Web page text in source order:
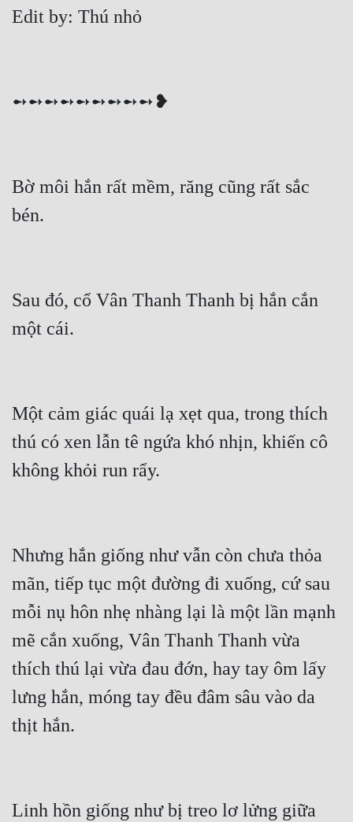
Xa Lộ Dịch
Cổ Đại
Du Hí
Dị Năng
Gia Đấu
Huyền Nghi
Hệ Thống
Học Đường
Khoa Huyễn
Khoa Huyễn Không Gian
Linh Dị
Edit by: Thú nhỏ
➻➻➻➻➻➻➻➻➻❥
Bờ môi hắn rất mềm, răng cũng rất sắc
bén.
Sau đó, cổ Vân Thanh Thanh bị hắn cắn
một cái.
Một cảm giác quái lạ xẹt qua, trong thích
thú có xen lẫn tê ngứa khó nhịn, khiến cô
không khỏi run rẩy.
Nhưng hắn giống như vẫn còn chưa thỏa
mãn, tiếp tục một đường đi xuống, cứ sau
mỗi nụ hôn nhẹ nhàng lại là một lần mạnh
mẽ cắn xuống, Vân Thanh Thanh vừa
thích thú lại vừa đau đớn, hay tay ôm lấy
lưng hắn, móng tay đều đâm sâu vào da
thịt hắn.
Linh hồn giống như bị treo lơ lửng giữa